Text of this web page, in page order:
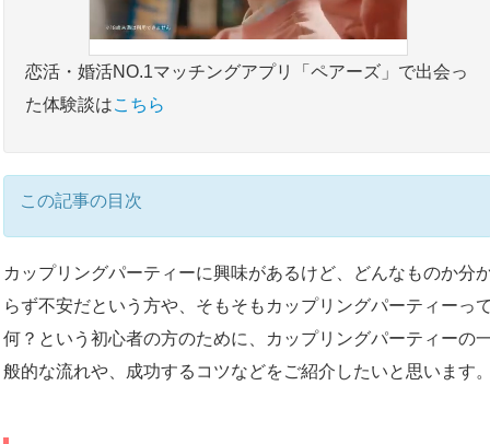
恋活・婚活NO.1マッチングアプリ「ペアーズ」で出会っ
た体験談はこちら
この記事の目次
カップリングパーティーに興味があるけど、どんなものか分
らず不安だという方や、そもそもカップリングパーティーっ
何？という初心者の方のために、カップリングパーティーの
般的な流れや、成功するコツなどをご紹介したいと思います